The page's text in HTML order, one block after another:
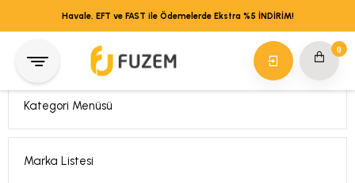
Havale, EFT ve FAST ile Ödemelerde Ekstra %5 İNDİRİM!
0
Kategori Menüsü
Marka Listesi